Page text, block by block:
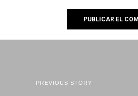
PREVIOUS STORY